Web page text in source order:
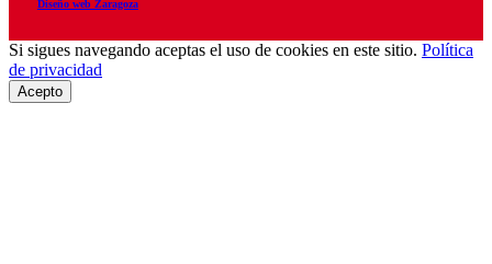
Diseño web Zaragoza
Si sigues navegando aceptas el uso de cookies en este sitio. Política
de privacidad
Acepto